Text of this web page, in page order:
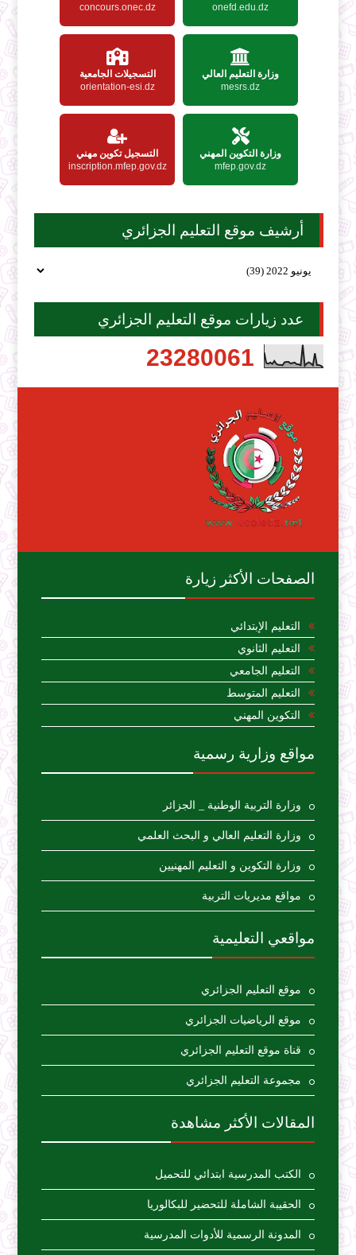
onefd.edu.dz
concours.onec.dz
وزارة التعليم العالي
mesrs.dz
التسجيلات الجامعية
orientation-esi.dz
وزارة التكوين المهني
mfep.gov.dz
التسجيل تكوين مهني
inscription.mfep.gov.dz
أرشيف موقع التعليم الجزائري
عدد زيارات موقع التعليم الجزائري
23280061
الصفحات الأكثر زيارة
التعليم الإبتدائي
التعليم الثانوي
التعليم الجامعي
التعليم المتوسط
التكوين المهني
مواقع وزارية رسمية
وزارة التربية الوطنية _ الجزائر
وزارة التعليم العالي و البحث العلمي
وزارة التكوين و التعليم المهنيين
مواقع مديريات التربية
مواقعي التعليمية
موقع التعليم الجزائري
موقع الرياضيات الجزائري
قناة موقع التعليم الجزائري
مجموعة التعليم الجزائري
المقالات الأكثر مشاهدة
الكتب المدرسية ابتدائي للتحميل
الحقيبة الشاملة للتحضير للبكالوريا
المدونة الرسمية للأدوات المدرسية